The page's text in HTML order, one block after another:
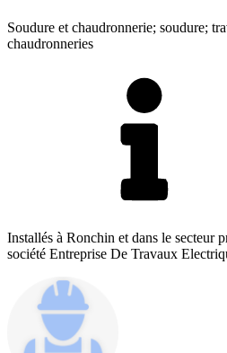
Soudure et chaudronnerie; soudure;
chaudronneries
Installés à Ronchin et dans le secteur
société Entreprise De Travaux